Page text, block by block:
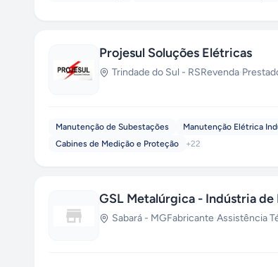
Projesul Soluções Elétricas
Trindade do Sul - RSRevenda·
Manutenção de Subestações Manutenção Elétrica
Cabines de Medição e Proteção
+22
GSL Metalúrgica - Indústria
Sabará - MGFabricante·Assistência